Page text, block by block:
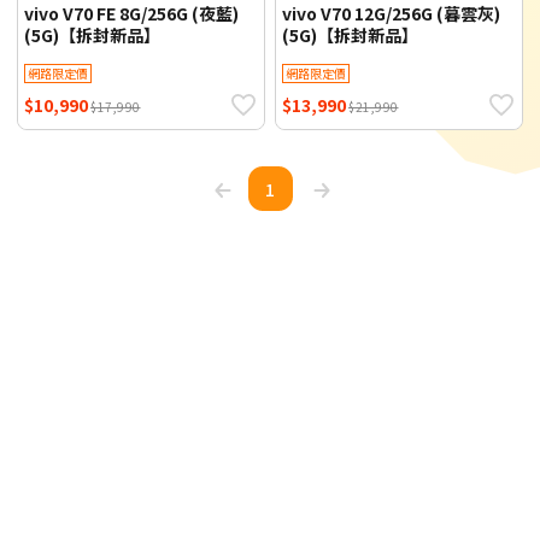
vivo V70 FE 8G/256G (夜藍)
(5G)【拆封新品】
網路限定價
$10,990$17,990
vivo V70 12G/256G (暮雲灰)
(5G)【拆封新品】
網路限定價
$13,990$21,990
1